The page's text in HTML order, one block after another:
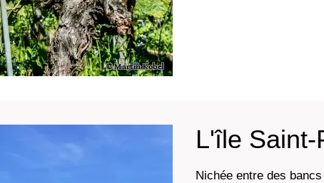
L'île Saint-
Nichée entre des